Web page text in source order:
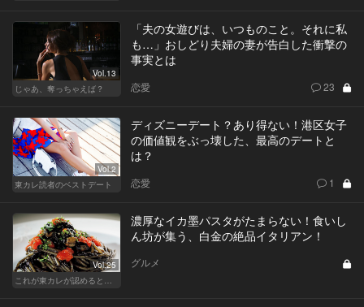
Vol.13
じゃあ、奪っちゃえば？
「夫の女遊びは、いつものこと。それに私
も…」おしどり夫婦の妻が告白した衝撃の
事実とは
恋愛 23
Vol.2
東カレ読者のベストデート
ディズニーデート？あり得ない！港区女子
の価値観をぶっ壊した、最高のデートと
は？
恋愛 1
Vol.25
これが東カレが認めるとっておきの隠れ家
濃厚なイカ墨パスタがたまらない！食いし
ん坊が集う、白金の絶品イタリアン！
グルメ